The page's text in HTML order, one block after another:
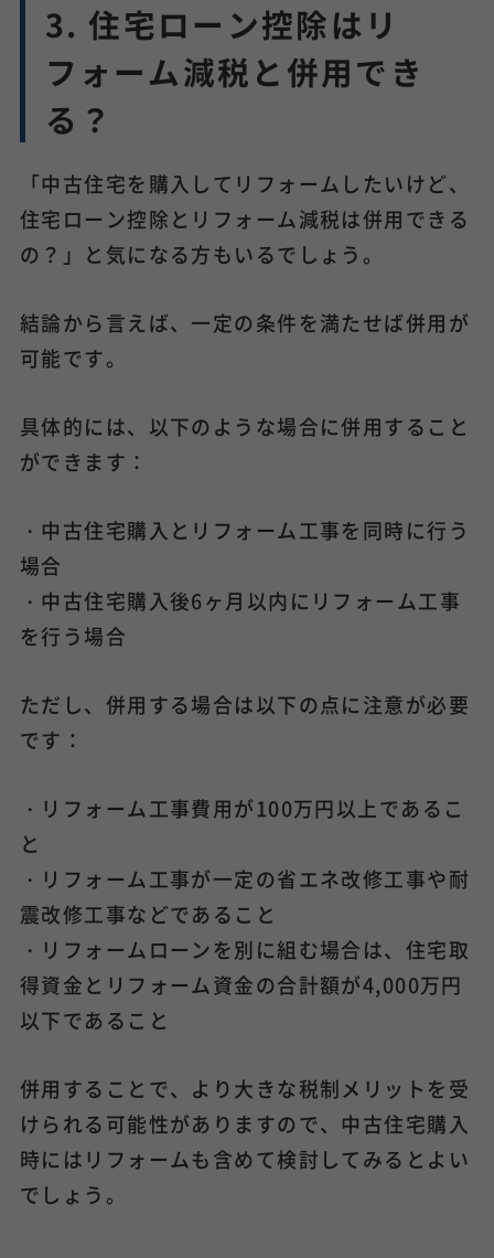
3. 住宅ローン控除はリ
フォーム減税と併用でき
る？
「中古住宅を購入してリフォームしたいけど、
住宅ローン控除とリフォーム減税は併用できる
の？」と気になる方もいるでしょう。
結論から言えば、一定の条件を満たせば併用が
可能です。
具体的には、以下のような場合に併用すること
ができます：
・中古住宅購入とリフォーム工事を同時に行う
場合
・中古住宅購入後6ヶ月以内にリフォーム工事
を行う場合
ただし、併用する場合は以下の点に注意が必要
です：
・リフォーム工事費用が100万円以上であるこ
と
・リフォーム工事が一定の省エネ改修工事や耐
震改修工事などであること
・リフォームローンを別に組む場合は、住宅取
得資金とリフォーム資金の合計額が4,000万円
以下であること
併用することで、より大きな税制メリットを受
けられる可能性がありますので、中古住宅購入
時にはリフォームも含めて検討してみるとよい
でしょう。